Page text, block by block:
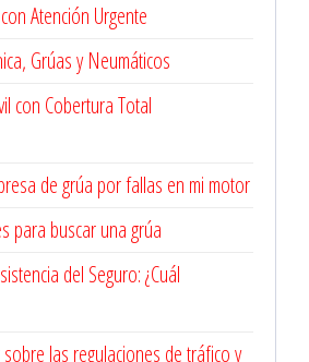
Atención Urgente
Grúas y Neumáticos
con Cobertura Total
de grúa por fallas en mi motor
para buscar una grúa
del Seguro: ¿Cuál
las regulaciones de tráfico y